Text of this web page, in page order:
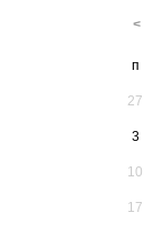
п
27
3
10
17